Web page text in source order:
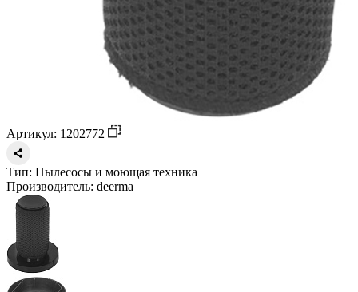
Артикул: 1202772
Тип: Пылесосы и моющая техника
Производитель: deerma